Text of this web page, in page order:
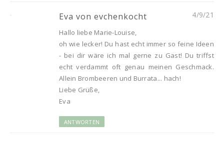
Eva von evchenkocht 4/9/21
Hallo liebe Marie-Louise,
oh wie lecker! Du hast echt immer so feine Ideen
- bei dir wäre ich mal gerne zu Gast! Du triffst
echt verdammt oft genau meinen Geschmack.
Allein Brombeeren und Burrata... hach!
Liebe Grüße,
Eva
ANTWORTEN